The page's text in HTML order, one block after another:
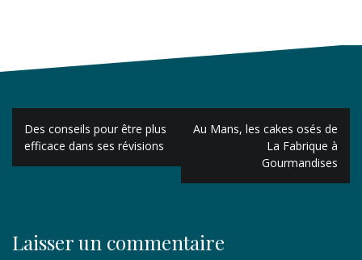
Navigation
de
l’article
Des conseils pour être plus
efficace dans ses révisions
Au Mans, les cakes osés de
La Fabrique à
Gourmandises
Laisser un commentaire